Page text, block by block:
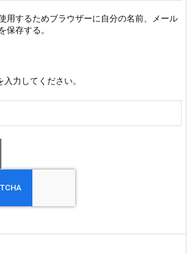
用するためブラウザーに自分の名前、メール
保存する。
力してください。